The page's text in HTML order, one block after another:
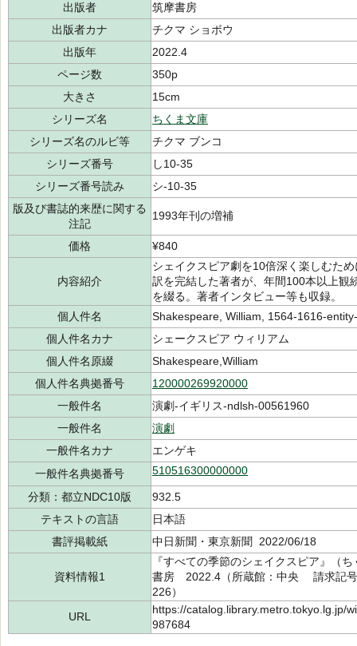
出版者
筑摩書房
出版者カナ
チクマ ショボウ
出版年
2022.4
ページ数
350p
大きさ
15cm
シリーズ名
ちくま文庫
シリーズ名のルビ等
チクマ ブンコ
シリーズ番号
し10-35
シリーズ番号読み
シ-10-35
版及び書誌的来歴に関する
注記
1993年刊の増補
価格 ¥840
内容紹介
シェイクスピア劇を10倍深く楽しむた
訳を完結した著者が、年間100本以上観
を綴る。著者インタビュー等も収録。
個人件名
Shakespeare, William, 1564-1616-
個人件名カナ
シェークスピア ウィリアム
個人件名原綴
Shakespeare,William
個人件名典拠番号
120000269920000
一般件名
演劇-イギリス-ndlsh-00561960
一般件名
演劇
一般件名カナ
エンゲキ
一般件名典拠番号
510516300000000
分類：都立NDC10版
932.5
テキストの言語
日本語
書評掲載紙
中日新聞・東京新聞 2022/06/18
資料情報1
『すべての季節のシェイクスピア』
書房 2022.4（所蔵館：中央 請求記
226）
URL
https://catalog.library.metro.tokyo.lg.jp/
987684